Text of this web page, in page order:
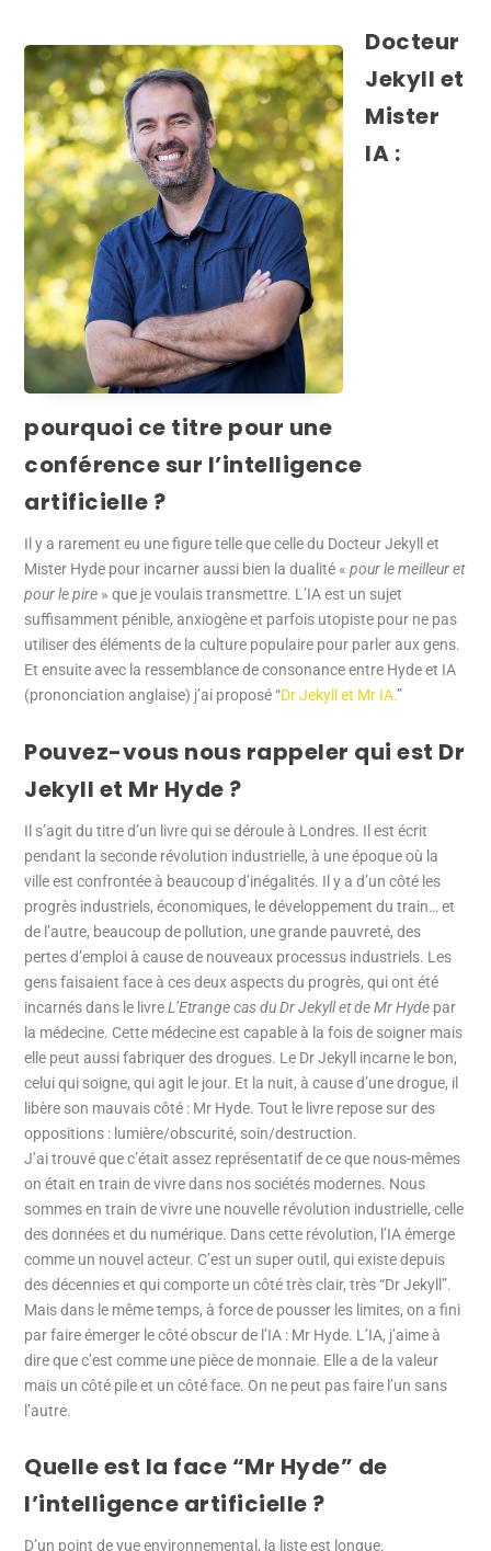
Docteur
Jekyll et
Mister
IA :
pourquoi ce titre pour une
conférence sur l’intelligence
artificielle ?
Il y a rarement eu une figure telle que celle du Docteur Jekyll et
Mister Hyde pour incarner aussi bien la dualité «pour le meilleur et
pour le pire » que je voulais transmettre. L’IA est un sujet
suffisamment pénible, anxiogène et parfois utopiste pour ne pas
utiliser des éléments de la culture populaire pour parler aux gens.
Et ensuite avec la ressemblance de consonance entre Hyde et IA
(prononciation anglaise) j’ai proposé “Dr Jekyll et Mr IA.”
Pouvez-vous nous rappeler qui est Dr
Jekyll et Mr Hyde ?
Il s’agit du titre d’un livre qui se déroule à Londres. Il est écrit
pendant la seconde révolution industrielle, à une époque où la
ville est confrontée à beaucoup d’inégalités. Il y a d’un côté les
progrès industriels, économiques, le développement du train… et
de l’autre, beaucoup de pollution, une grande pauvreté, des
pertes d’emploi à cause de nouveaux processus industriels. Les
gens faisaient face à ces deux aspects du progrès, qui ont été
incarnés dans le livreL’Etrange cas du Dr Jekyll et de Mr Hyde par
la médecine. Cette médecine est capable à la fois de soigner mais
elle peut aussi fabriquer des drogues. Le Dr Jekyll incarne le bon,
celui qui soigne, qui agit le jour. Et la nuit, à cause d’une drogue, il
libère son mauvais côté : Mr Hyde. Tout le livre repose sur des
oppositions : lumière/obscurité, soin/destruction.
J’ai trouvé que c’était assez représentatif de ce que nous-mêmes
on était en train de vivre dans nos sociétés modernes. Nous
sommes en train de vivre une nouvelle révolution industrielle, celle
des données et du numérique. Dans cette révolution, l’IA émerge
comme un nouvel acteur. C’est un super outil, qui existe depuis
des décennies et qui comporte un côté très clair, très “Dr Jekyll”.
Mais dans le même temps, à force de pousser les limites, on a fini
par faire émerger le côté obscur de l’IA : Mr Hyde. L’IA, j’aime à
dire que c’est comme une pièce de monnaie. Elle a de la valeur
mais un côté pile et un côté face. On ne peut pas faire l’un sans
l’autre.
Quelle est la face “Mr Hyde” de
l’intelligence artificielle ?
D’un point de vue environnemental, la liste est longue.